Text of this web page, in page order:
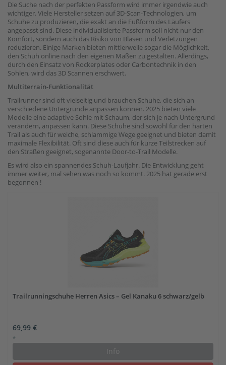
Die Suche nach der perfekten Passform wird immer irgendwie auch
wichtiger. Viele Hersteller setzen auf 3D-Scan-Technologien, um
Schuhe zu produzieren, die exakt an die Fußform des Läufers
angepasst sind. Diese individualisierte Passform soll nicht nur den
Komfort, sondern auch das Risiko von Blasen und Verletzungen
reduzieren. Einige Marken bieten mittlerweile sogar die Möglichkeit,
den Schuh online nach den eigenen Maßen zu gestalten. Allerdings,
durch den Einsatz von Rockerplates oder Carbontechnik in den
Sohlen, wird das 3D Scannen erschwert.
Multiterrain-Funktionalität
Trailrunner sind oft vielseitig und brauchen Schuhe, die sich an
verschiedene Untergründe anpassen können. 2025 bieten viele
Modelle eine adaptive Sohle mit Schaum, der sich je nach Untergrund
verändern, anpassen kann. Diese Schuhe sind sowohl für den harten
Trail als auch für weiche, schlammige Wege geeignet und bieten damit
maximale Flexibilität. Oft sind diese auch für kurze Teilstrecken auf
den Straßen geeignet, sogenannte Door-to-Trail Modelle.
Es wird also ein spannendes Schuh-Laufjahr. Die Entwicklung geht
immer weiter, mal sehen was noch so kommt. 2025 hat gerade erst
begonnen !
Trailrunningschuhe Herren Asics – Gel Kanaku 6 schwarz/gelb
69,99 €
*
Info